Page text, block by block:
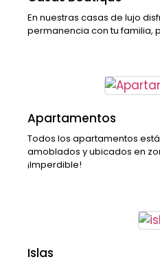
En nuestras casas de lujo
permanencia con tu familia,
Apartamentos
Todos los apartamentos
amoblados y ubicados en
¡Imperdible!
Islas